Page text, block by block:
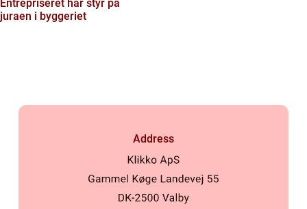
Entrepriseret har styr på
juraen i byggeriet
Address